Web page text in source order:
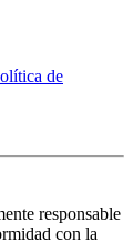
de
responsable
con la